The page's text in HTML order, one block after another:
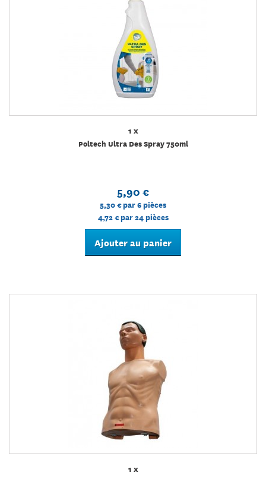
1 x
Poltech Ultra Des Spray 750ml
5,90 €
5,30 €par 6 pièces
4,72 €par 24 pièces
Ajouter au panier
1 x